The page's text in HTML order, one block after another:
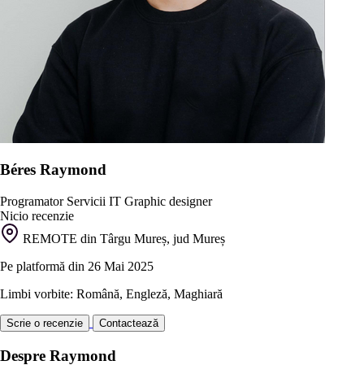
Béres Raymond
Programator Servicii IT Graphic designer
Nicio recenzie
REMOTE din Târgu Mureș, jud Mureș
Pe platformă din 26 Mai 2025
Limbi vorbite: Română, Engleză, Maghiară
Scrie o recenzie Contactează
Despre Raymond